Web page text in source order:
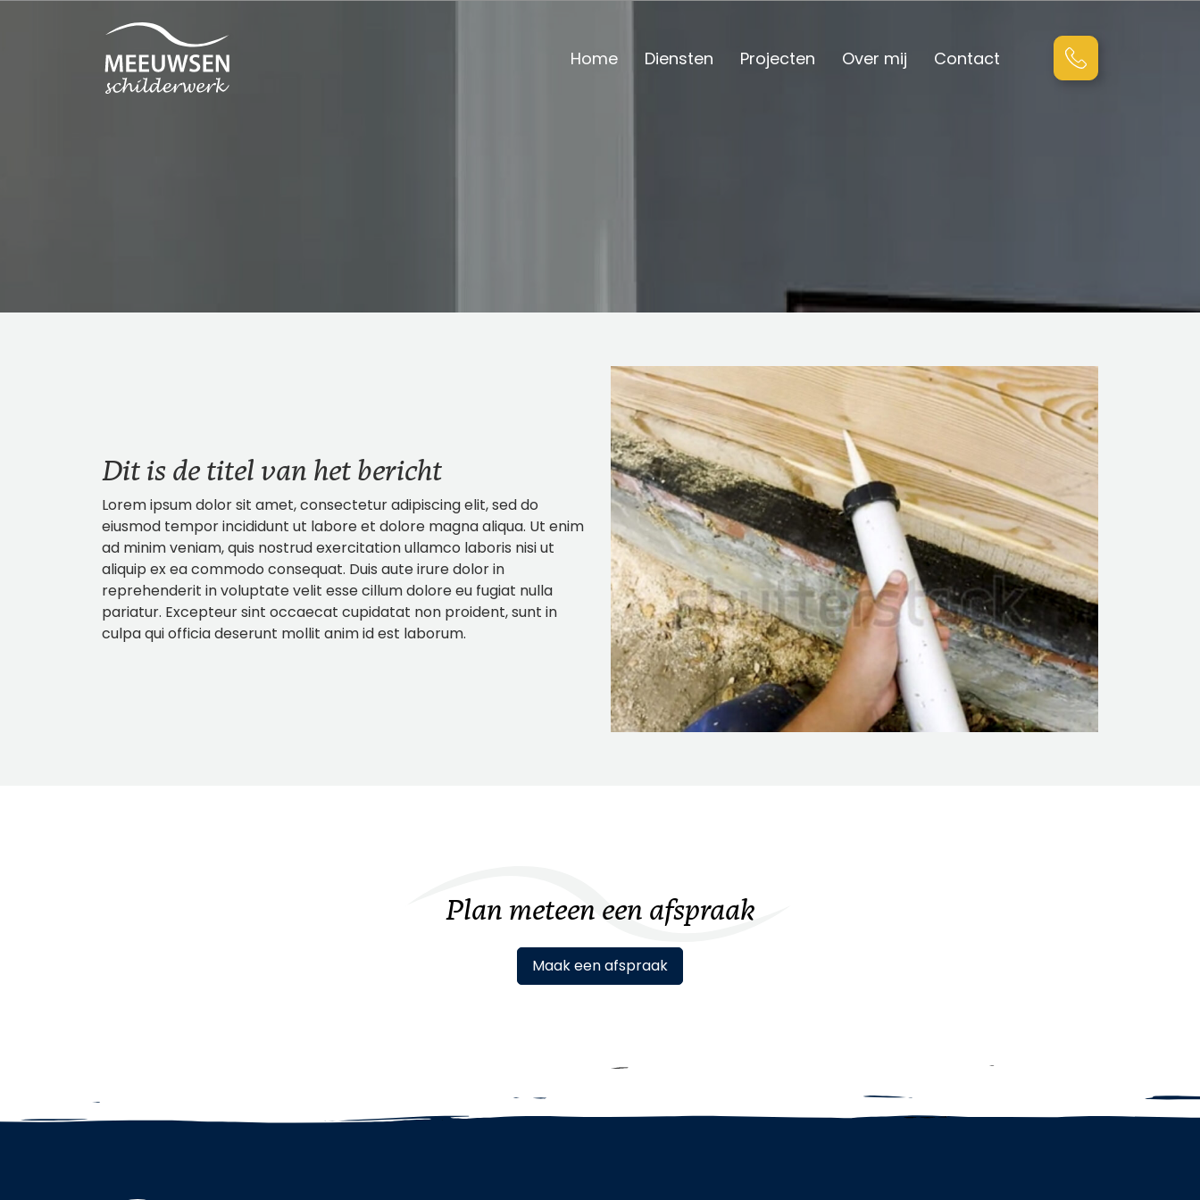
Home Diensten Projecten Over mij Contact
Dit is de titel van het bericht
Lorem ipsum dolor sit amet, consectetur adipiscing elit, sed do
eiusmod tempor incididunt ut labore et dolore magna aliqua. Ut enim
ad minim veniam, quis nostrud exercitation ullamco laboris nisi ut
aliquip ex ea commodo consequat. Duis aute irure dolor in
reprehenderit in voluptate velit esse cillum dolore eu fugiat nulla
pariatur. Excepteur sint occaecat cupidatat non proident, sunt in
culpa qui officia deserunt mollit anim id est laborum.
Plan meteen een afspraak
Maak een afspraak